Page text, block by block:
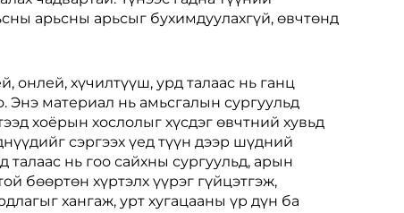
арьсны арьсыг бухимдуулахгүй, өвчтөнд
хүчилтүүш, урд талаас нь ганц
Энэ материал нь амьсгалын сургуульд
хоёрын хослолыг хүсдэг өвчтний хувьд
сэргээх үед түүн дээр шүдний
талаас нь гоо сайхны сургуульд, арын
бөөртөн хүртэлх үүрэг гүйцэтгэж,
хангаж, урт хугацааны үр дүн ба